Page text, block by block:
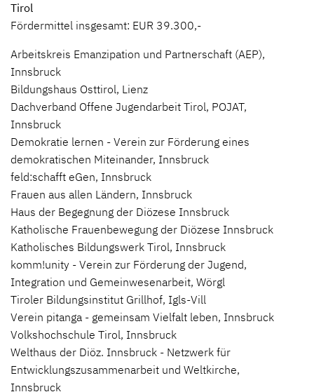
Tirol
Fördermittel insgesamt: EUR 39.300,-
Arbeitskreis Emanzipation und Partnerschaft (AEP),
Innsbruck
Bildungshaus Osttirol, Lienz
Dachverband Offene Jugendarbeit Tirol, POJAT,
Innsbruck
Demokratie lernen - Verein zur Förderung eines
demokratischen Miteinander, Innsbruck
feld:schafft eGen, Innsbruck
Frauen aus allen Ländern, Innsbruck
Haus der Begegnung der Diözese Innsbruck
Katholische Frauenbewegung der Diözese Innsbruck
Katholisches Bildungswerk Tirol, Innsbruck
komm!unity - Verein zur Förderung der Jugend,
Integration und Gemeinwesenarbeit, Wörgl
Tiroler Bildungsinstitut Grillhof, Igls-Vill
Verein pitanga - gemeinsam Vielfalt leben, Innsbruck
Volkshochschule Tirol, Innsbruck
Welthaus der Diöz. Innsbruck - Netzwerk für
Entwicklungszusammenarbeit und Weltkirche,
Innsbruck